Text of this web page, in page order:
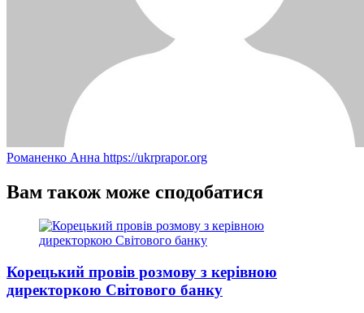
Романенко Анна https://ukrprapor.org
Вам також може сподобатися
Корецький провів розмову з керівною
директоркою Світового банку